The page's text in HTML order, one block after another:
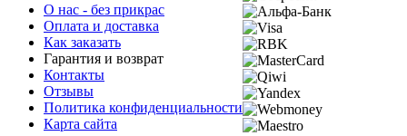
О нас - без прикрас
Оплата и доставка
Как заказать
Гарантия и возврат
Контакты
Отзывы
Политика конфиденциальности
Карта сайта